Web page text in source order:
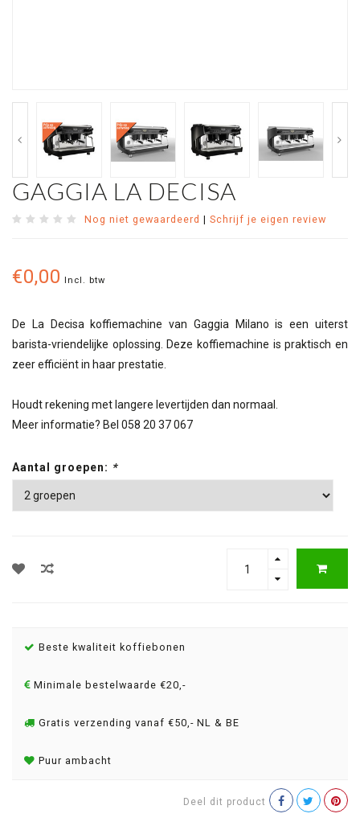
GAGGIA LA DECISA
Nog niet gewaardeerd | Schrijf je eigen review
€0,00 Incl. btw
De La Decisa koffiemachine van Gaggia Milano is een uiterst
barista-vriendelijke oplossing. Deze koffiemachine is praktisch en
zeer efficiënt in haar prestatie.
Houdt rekening met langere levertijden dan normaal.
Meer informatie? Bel 058 20 37 067
Aantal groepen: *
Beste kwaliteit koffiebonen
Minimale bestelwaarde €20,-
Gratis verzending vanaf €50,- NL & BE
Puur ambacht
Deel dit product